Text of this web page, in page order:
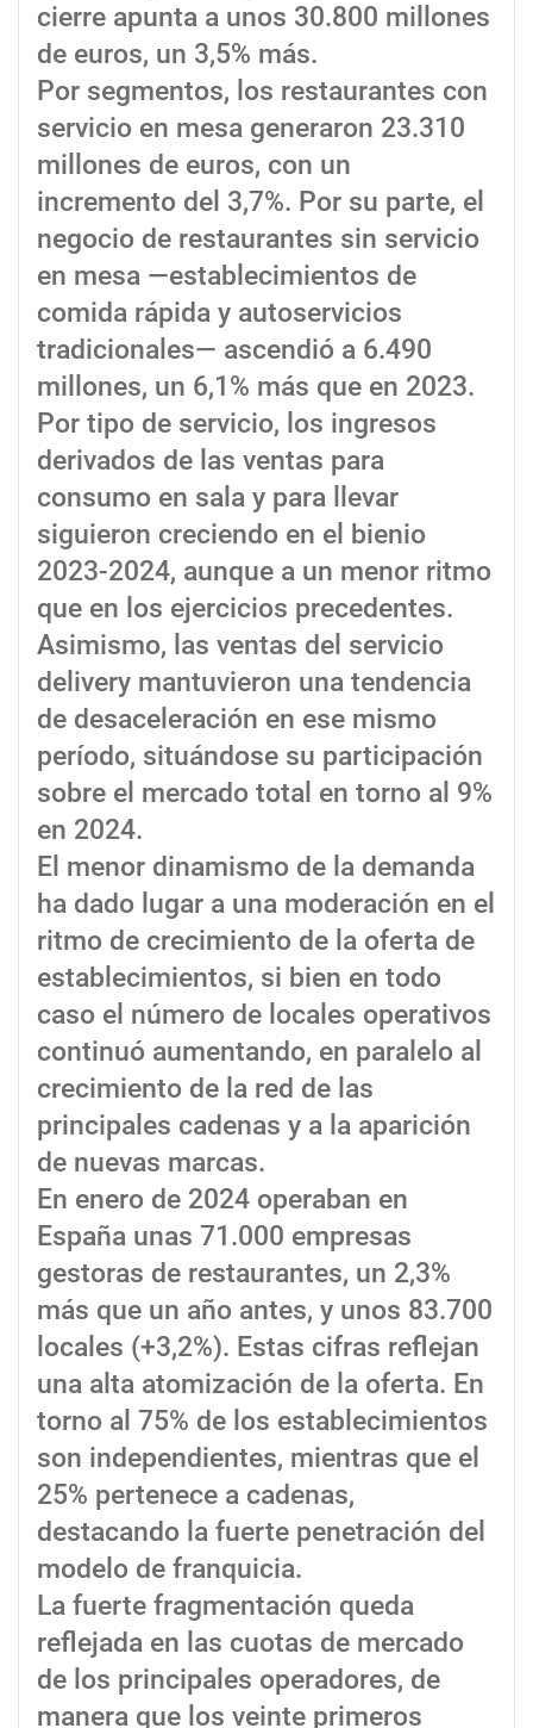
cierre apunta a unos 30.800 millones
de euros, un 3,5% más.
Por segmentos, los restaurantes con
servicio en mesa generaron 23.310
millones de euros, con un
incremento del 3,7%. Por su parte, el
negocio de restaurantes sin servicio
en mesa —establecimientos de
comida rápida y autoservicios
tradicionales— ascendió a 6.490
millones, un 6,1% más que en 2023.
Por tipo de servicio, los ingresos
derivados de las ventas para
consumo en sala y para llevar
siguieron creciendo en el bienio
2023-2024, aunque a un menor ritmo
que en los ejercicios precedentes.
Asimismo, las ventas del servicio
delivery mantuvieron una tendencia
de desaceleración en ese mismo
período, situándose su participación
sobre el mercado total en torno al 9%
en 2024.
El menor dinamismo de la demanda
ha dado lugar a una moderación en el
ritmo de crecimiento de la oferta de
establecimientos, si bien en todo
caso el número de locales operativos
continuó aumentando, en paralelo al
crecimiento de la red de las
principales cadenas y a la aparición
de nuevas marcas.
En enero de 2024 operaban en
España unas 71.000 empresas
gestoras de restaurantes, un 2,3%
más que un año antes, y unos 83.700
locales (+3,2%). Estas cifras reflejan
una alta atomización de la oferta. En
torno al 75% de los establecimientos
son independientes, mientras que el
25% pertenece a cadenas,
destacando la fuerte penetración del
modelo de franquicia.
La fuerte fragmentación queda
reflejada en las cuotas de mercado
de los principales operadores, de
manera que los veinte primeros